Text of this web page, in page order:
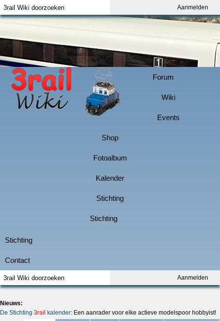
Aanmelden
Aanmelden
Nieuws:
De Stichting 3rail kalender: Een aanrader voor elke actieve modelspoor hobbyist!